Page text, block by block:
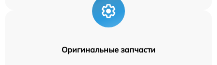
Оригинальные запчасти